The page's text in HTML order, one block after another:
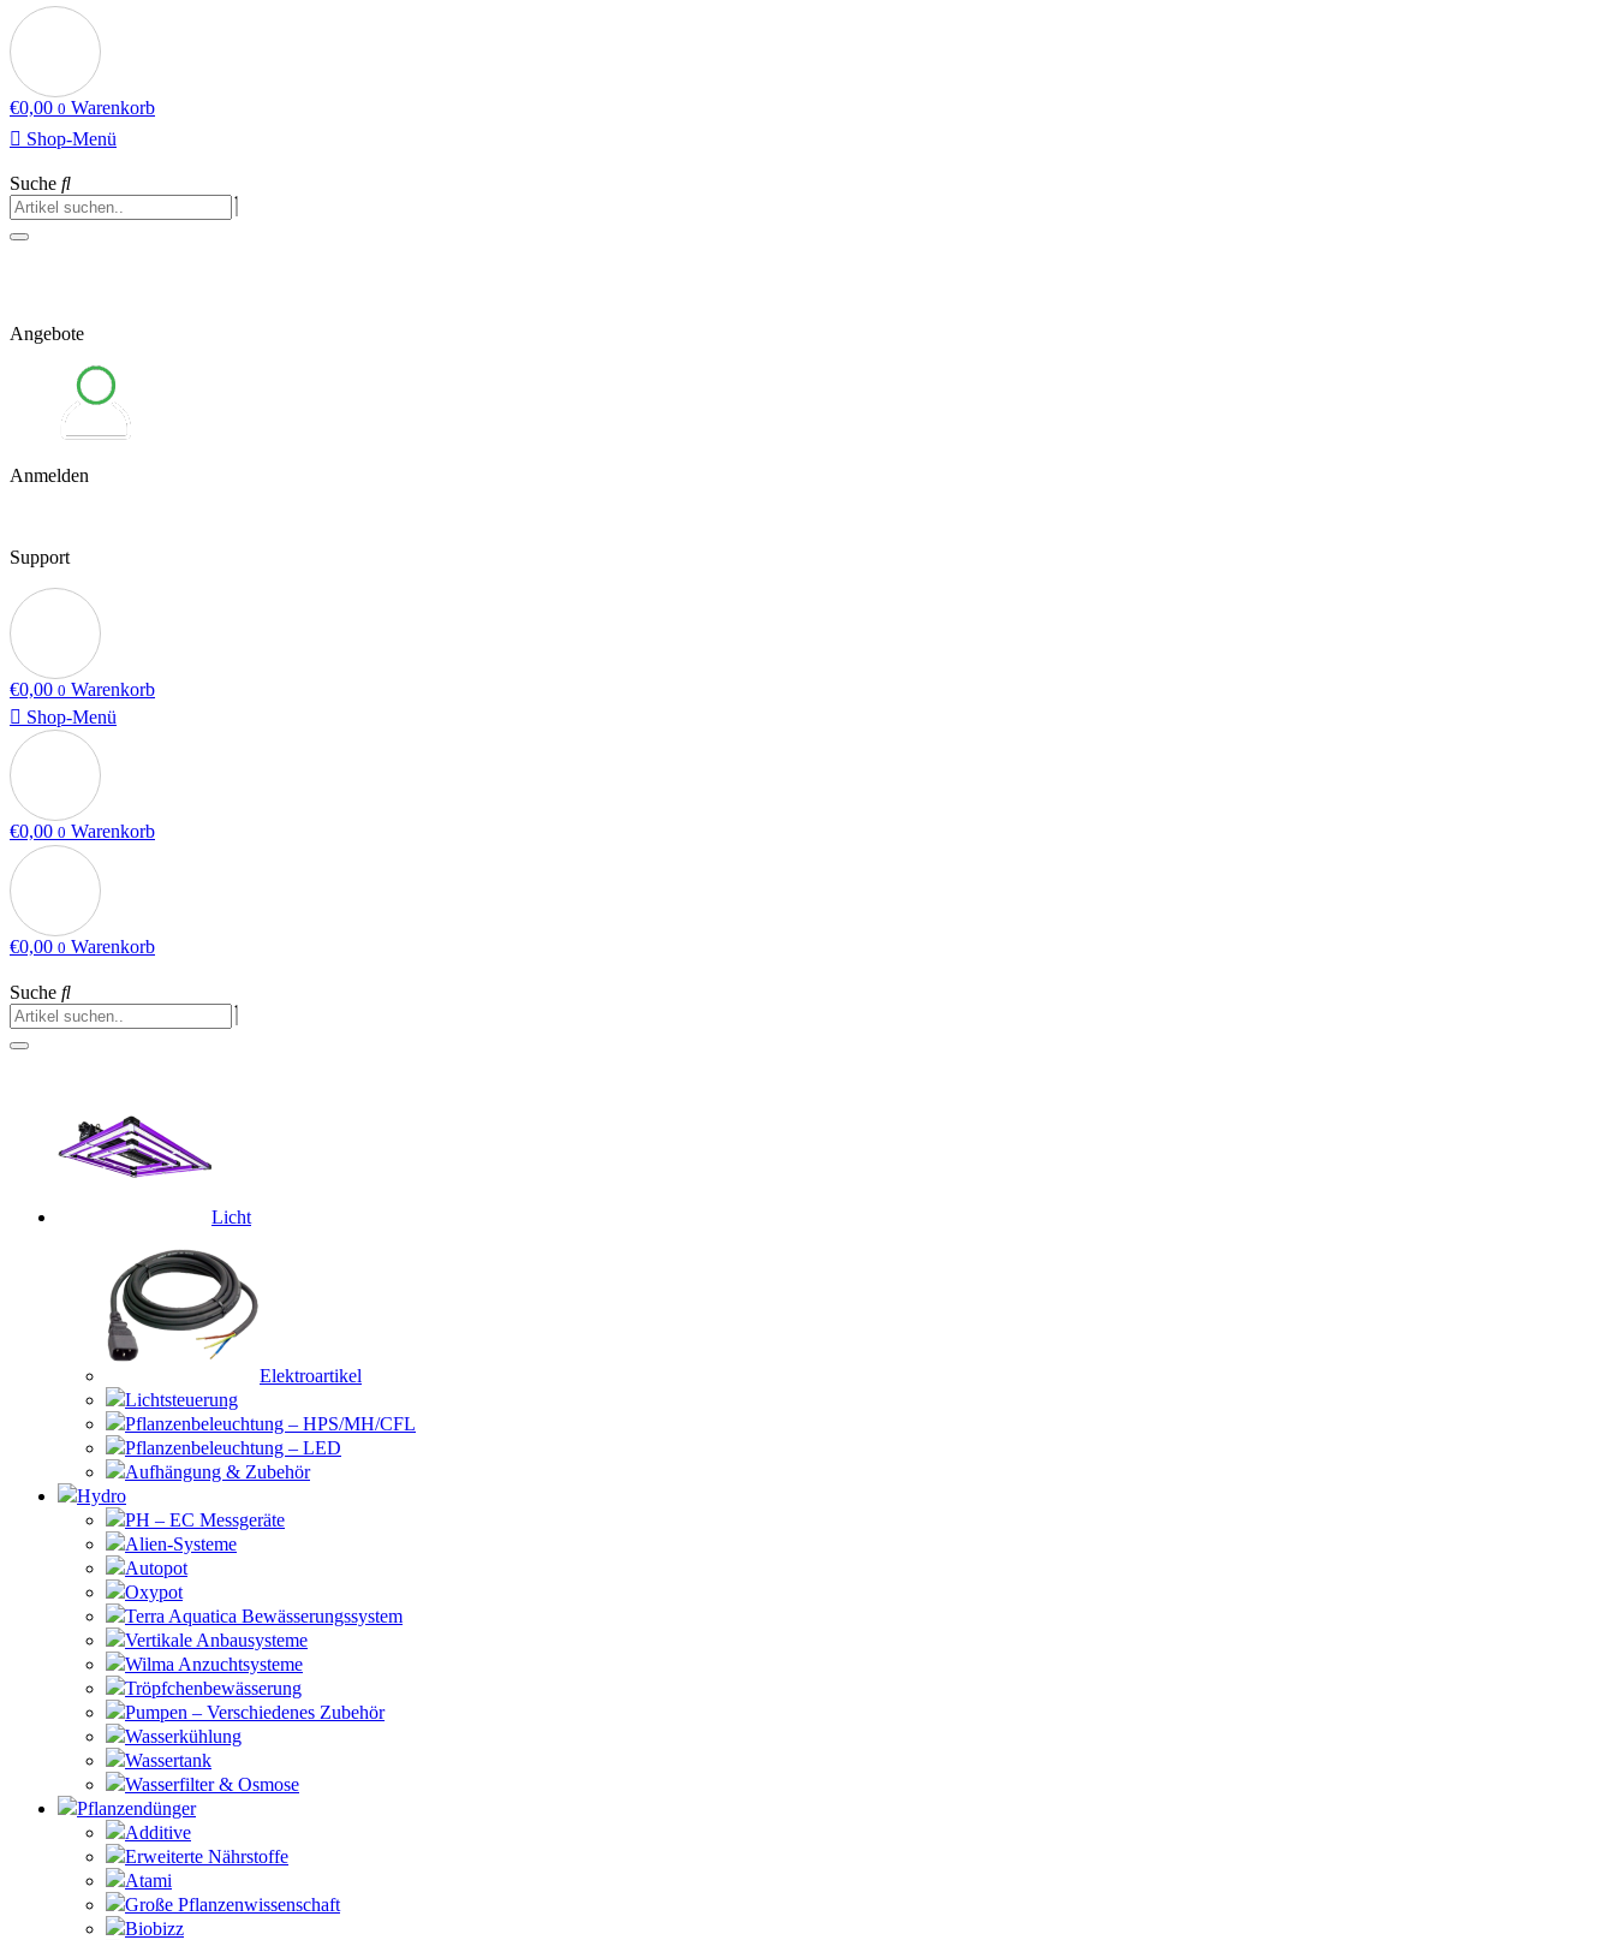
€0,00 0 Warenkorb
Shop-Menü
Suche
Angebote
Anmelden
Support
€0,00 0 Warenkorb
Shop-Menü
€0,00 0 Warenkorb
€0,00 0 Warenkorb
Suche
Licht
Elektroartikel
Lichtsteuerung
Pflanzenbeleuchtung – HPS/MH/CFL
Pflanzenbeleuchtung – LED
Aufhängung & Zubehör
Hydro
PH – EC Messgeräte
Alien-Systeme
Autopot
Oxypot
Terra Aquatica Bewässerungssystem
Vertikale Anbausysteme
Wilma Anzuchtsysteme
Tröpfchenbewässerung
Pumpen – Verschiedenes Zubehör
Wasserkühlung
Wassertank
Wasserfilter & Osmose
Pflanzendünger
Additive
Erweiterte Nährstoffe
Atami
Große Pflanzenwissenschaft
Biobizz